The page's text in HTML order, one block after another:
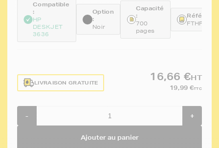
Compatible
:
HP
DESKJET
3636
Option
:
Noir
Capacité
:
700
pages
LIVRAISON GRATUITE
16,66 €HT
19,99 €TTC
- +
Ajouter au panier